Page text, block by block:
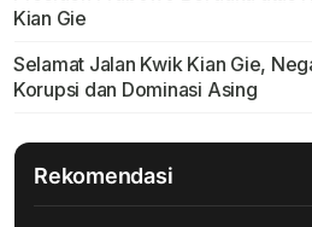
Kian Gie
Selamat Jalan Kwik Kian Gie,
Korupsi dan Dominasi Asing
Rekomendasi